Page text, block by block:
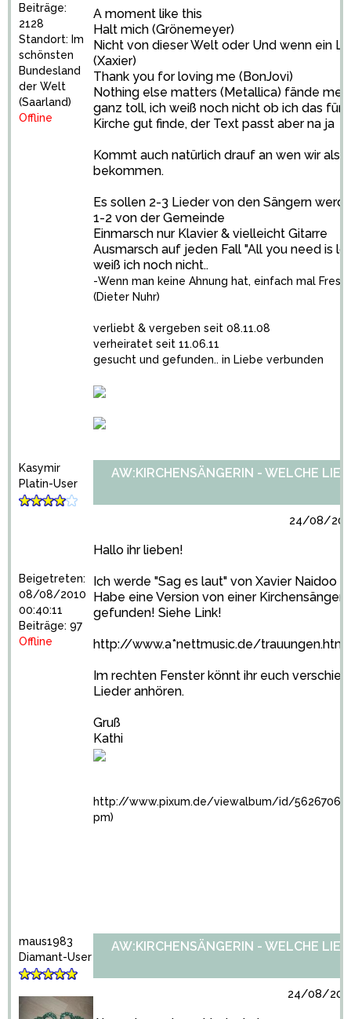
Beiträge:
2128
Standort: Im
schönsten
Bundesland
der Welt
(Saarland)
Offline
A moment like this
Halt mich (Grönemeyer)
Nicht von dieser Welt oder Und wenn ein
(Xaxier)
Thank you for loving me (BonJovi)
Nothing else matters (Metallica) fände
ganz toll, ich weiß noch nicht ob ich das für
Kirche gut finde, der Text passt aber na ja
Kommt auch natürlich drauf an wen wir als
bekommen.
Es sollen 2-3 Lieder von den Sängern
1-2 von der Gemeinde
Einmarsch nur Klavier & vielleicht Gitarre
Ausmarsch auf jeden Fall "All you need is
weiß ich noch nicht..
-Wenn man keine Ahnung hat, einfach mal
(Dieter Nuhr)
verliebt & vergeben seit 08.11.08
verheiratet seit 11.06.11
gesucht und gefunden.. in Liebe verbunden
Kasymir
Platin-User
Beigetreten:
08/08/2010
00:40:11
Beiträge: 97
Offline
AW:KIRCHENSÄNGERIN - WELCHE
24/08/
Hallo ihr lieben!
Ich werde "Sag es laut" von Xavier Naidoo
Habe eine Version von einer
gefunden! Siehe Link!
http://www.a*nettmusic.de/trauungen.html
Im rechten Fenster könnt ihr euch
Lieder anhören.
Gruß
Kathi
http://www.pixum.de/viewalbum/id/5626706
pm)
maus1983
Diamant-User
AW:KIRCHENSÄNGERIN - WELCHE
24/08/